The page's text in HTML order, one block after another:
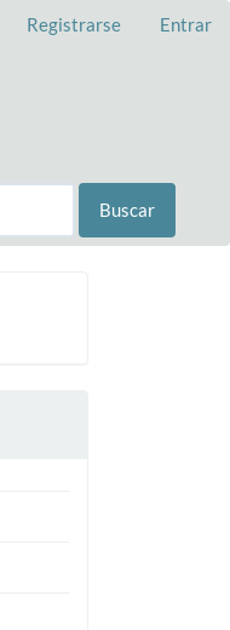
Registrarse Entrar
Buscar